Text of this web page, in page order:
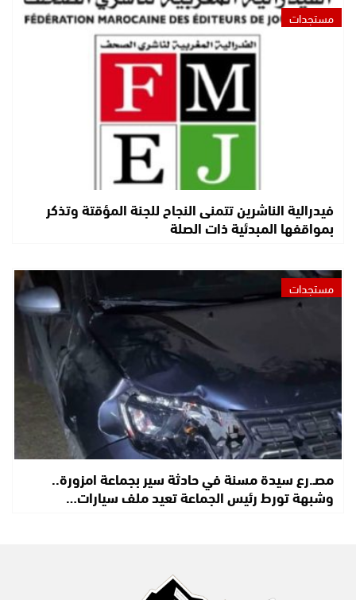
مستجدات
فيدرالية الناشرين تتمنى النجاح للجنة المؤقتة وتذكر
بمواقفها المبدئية ذات الصلة
مستجدات
مصـ.رع سيدة مسنة في حادثة سير بجماعة امزورة..
وشبهة تورط رئيس الجماعة تعيد ملف سيارات…